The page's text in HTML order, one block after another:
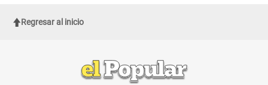
Regresar al inicio